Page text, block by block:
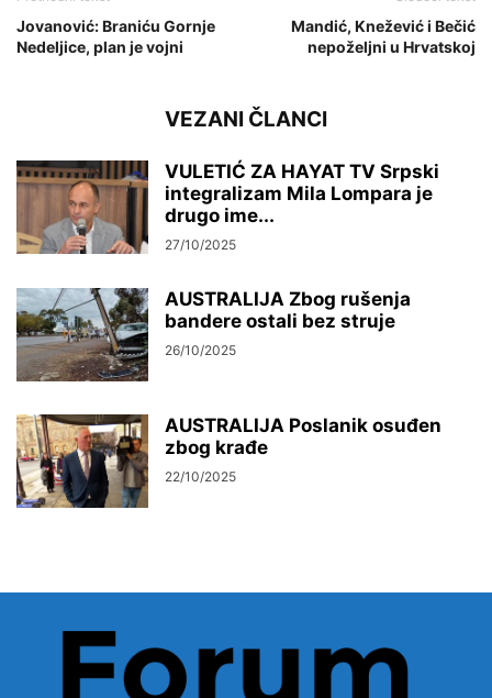
Jovanović: Braniću Gornje
Nedeljice, plan je vojni
Mandić, Knežević i Bečić
nepoželjni u Hrvatskoj
VEZANI ČLANCI
VULETIĆ ZA HAYAT TV Srpski
integralizam Mila Lompara je
drugo ime...
27/10/2025
AUSTRALIJA Zbog rušenja
bandere ostali bez struje
26/10/2025
AUSTRALIJA Poslanik osuđen
zbog krađe
22/10/2025